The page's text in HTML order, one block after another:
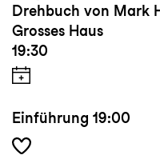
Drehbuch von Mark
Grosses Haus
19:30
Einführung 19:00